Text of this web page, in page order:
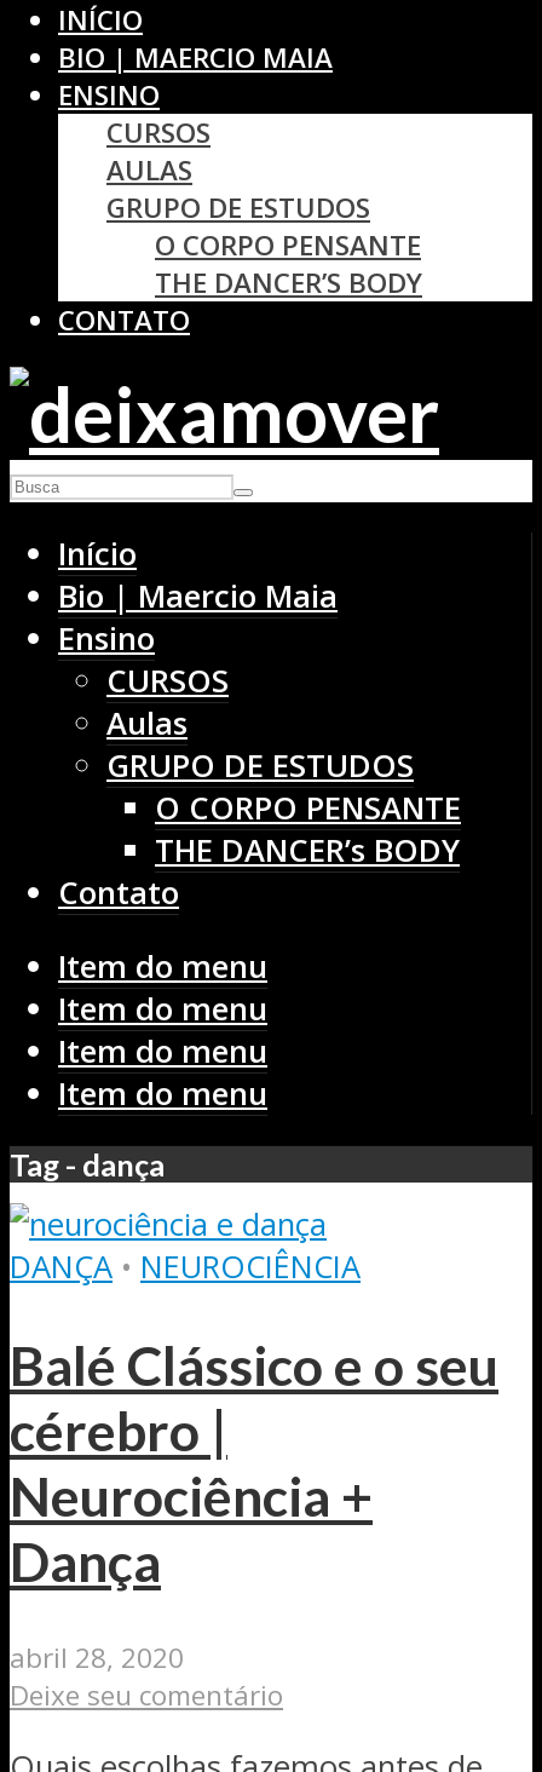
INÍCIO
BIO | MAERCIO MAIA
ENSINO
CURSOS
AULAS
GRUPO DE ESTUDOS
O CORPO PENSANTE
THE DANCER’S BODY
CONTATO
Início
Bio | Maercio Maia
Ensino
CURSOS
Aulas
GRUPO DE ESTUDOS
O CORPO PENSANTE
THE DANCER’s BODY
Contato
Item do menu
Item do menu
Item do menu
Item do menu
Tag - dança
DANÇA • NEUROCIÊNCIA
Balé Clássico e o seu
cérebro |
Neurociência +
Dança
abril 28, 2020
Deixe seu comentário